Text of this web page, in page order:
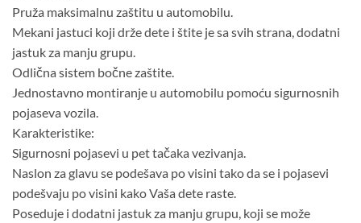
Pruža maksimalnu zaštitu u automobilu.
Mekani jastuci koji drže dete i štite je sa svih strana, dodatni
jastuk za manju grupu.
Odlična sistem bočne zaštite.
Jednostavno montiranje u automobilu pomoću sigurnosnih
pojaseva vozila.
Karakteristike:
Sigurnosni pojasevi u pet tačaka vezivanja.
Naslon za glavu se podešava po visini tako da se i pojasevi
podešvaju po visini kako Vaša dete raste.
Poseduje i dodatni jastuk za manju grupu, koji se može